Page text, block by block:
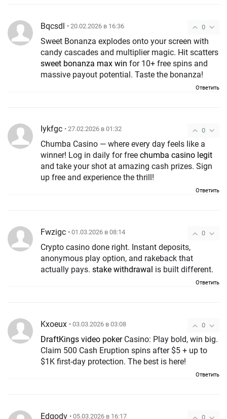
0
Bqcsdl • 20.02.2026 в 16:36
Sweet Bonanza explodes onto your screen with
candy cascades and multiplier magic. Hit scatters
sweet bonanza max win for 10+ free spins and
massive payout potential. Taste the bonanza!
Ответить
0
Iykfgc • 27.02.2026 в 01:32
Chumba Casino — where every day feels like a
winner! Log in daily for free chumba casino legit
and take your shot at amazing cash prizes. Sign
up free and experience the thrill!
Ответить
0
Fwzigc • 01.03.2026 в 08:14
Crypto casino done right. Instant deposits,
anonymous play option, and rakeback that
actually pays. stake withdrawal is built different.
Ответить
0
Kxoeux • 03.03.2026 в 03:08
DraftKings video pokerCasino: Play bold, win big.
Claim 500 Cash Eruption spins after $5 + up to
$1K first-day protection. The best is here!
Ответить
0
Edqodv • 05.03.2026 в 16:17